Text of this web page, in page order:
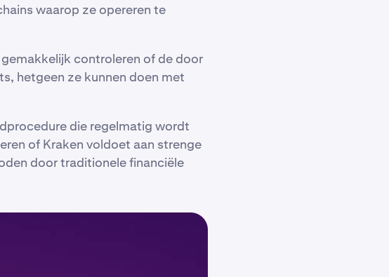
waarop ze opereren te
controleren of de door
hetgeen ze kunnen doen met
die regelmatig wordt
of Kraken voldoet aan strenge
door traditionele financiële